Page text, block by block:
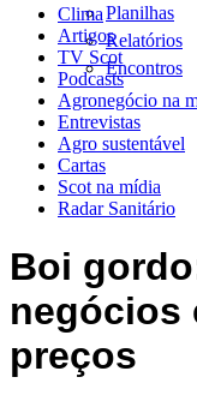
Planilhas
Relatórios
Encontros
Clima
Artigos
TV Scot
Podcasts
Agronegócio na
Entrevistas
Agro sustentável
Cartas
Scot na mídia
Radar Sanitário
Boi
negócios
preços